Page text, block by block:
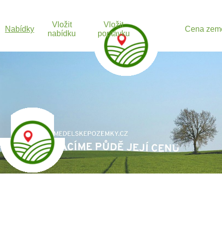
Nabídky
Vložit
nabídku
Vložit
poptávku
Cena